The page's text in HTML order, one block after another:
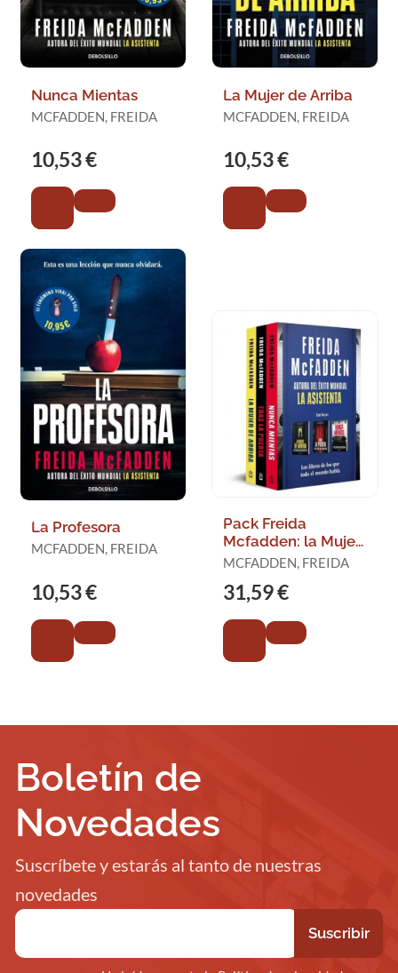
Nunca Mientas
MCFADDEN, FREIDA
10,53 €
La Mujer de Arriba
MCFADDEN, FREIDA
10,53 €
La Profesora
MCFADDEN, FREIDA
10,53 €
Pack Freida
Mcfadden: la Mujer
de Arriba / Tras la
Mientas
MCFADDEN, FREIDA
31,59 €
Boletín de
Novedades
Suscríbete y estarás al tanto de nuestras
novedades